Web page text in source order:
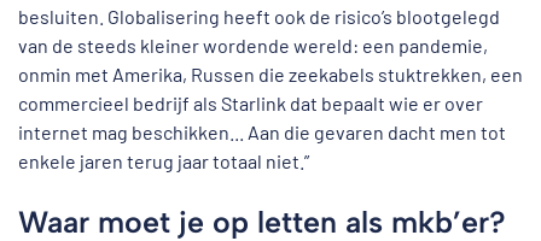
besluiten. Globalisering heeft ook de risico’s blootgelegd
van de steeds kleiner wordende wereld: een pandemie,
onmin met Amerika, Russen die zeekabels stuktrekken, een
commercieel bedrijf als Starlink dat bepaalt wie er over
internet mag beschikken... Aan die gevaren dacht men tot
enkele jaren terug jaar totaal niet.”
Waar moet je op letten als mkb’er?